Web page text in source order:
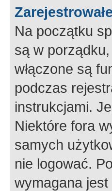
Na początku
są w
włączone są
podczas
instrukcjami.
Niektóre fora
samych
nie logować.
wymagana